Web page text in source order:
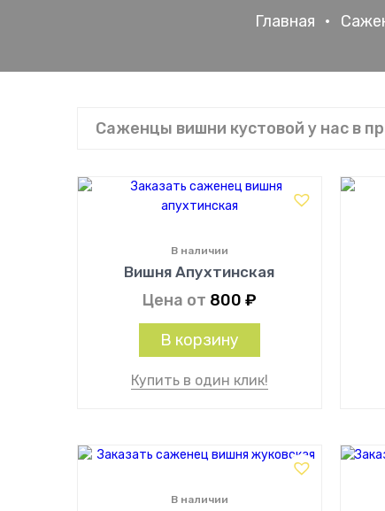
Главная •
Саженцы вишни кустовой у нас в
Вишня Апухтинская
В наличии
Цена от 800 ₽
В корзину
Купить в один клик!
В наличии